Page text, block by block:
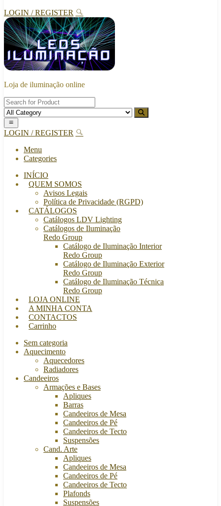
LOGIN / REGISTER
Loja de iluminação online
LOGIN / REGISTER
Menu
Categories
INÍCIO
QUEM SOMOS
Avisos Legais
Política de Privacidade (RGPD)
CATÁLOGOS
Catálogos LDV Lighting
Catálogos de Iluminação
Redo Group
Catálogo de Iluminação Interior
Redo Group
Catálogo de Iluminação Exterior
Redo Group
Catálogo de Iluminação Técnica
Redo Group
LOJA ONLINE
A MINHA CONTA
CONTACTOS
Carrinho
Sem categoria
Aquecimento
Aquecedores
Radiadores
Candeeiros
Armações e Bases
Apliques
Barras
Candeeiros de Mesa
Candeeiros de Pé
Candeeiros de Tecto
Suspensões
Cand. Arte
Apliques
Candeeiros de Mesa
Candeeiros de Pé
Candeeiros de Tecto
Plafonds
Suspensões